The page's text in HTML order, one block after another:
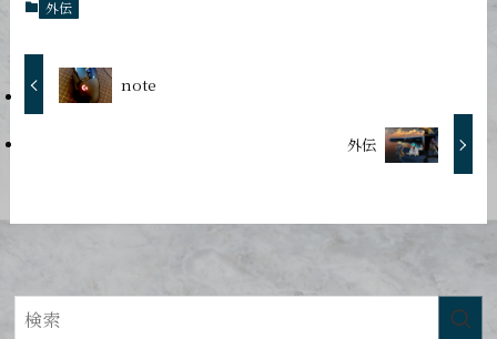
外伝
note
外伝